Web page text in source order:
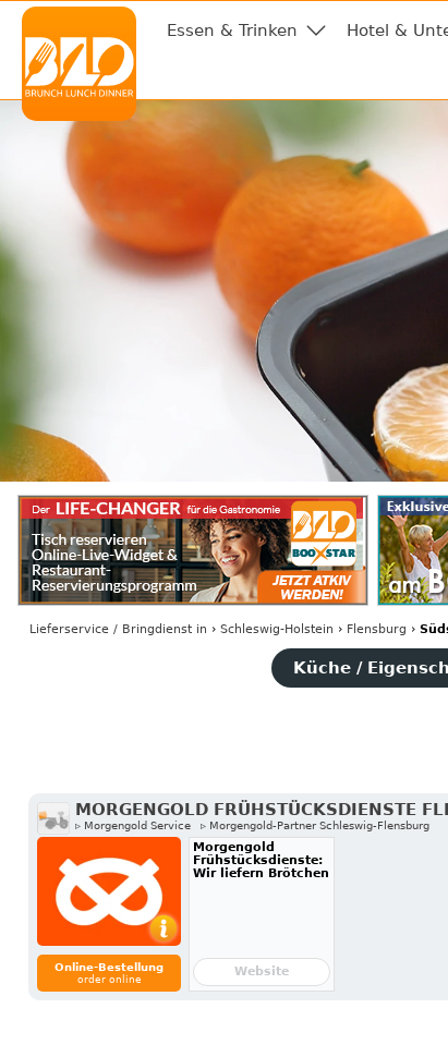
Essen & Trinken Hotel &
Lieferservice / Bringdienstin › Schleswig-Holstein › Flensburg ›
Küche /
MORGENGOLD FRÜHSTÜCKSDIENSTE
▹ Morgengold Service ▹ Morgengold-Partner Schleswig-Flensburg
Online-Bestellung
order online
Morgengold
Frühstücksdienste:
Wir liefern Brötchen
Website